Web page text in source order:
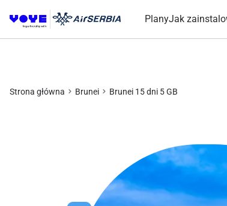
PlanyJak
Strona główna Brunei Brunei 15 dni 5 GB